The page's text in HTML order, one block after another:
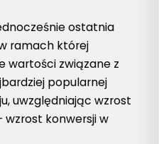
ostatnia
ramach której
wartości związane z
popularnej
uwzględniając wzrost
wzrost konwersji w